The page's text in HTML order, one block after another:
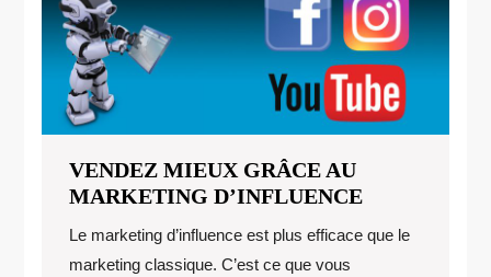
VENDEZ MIEUX GRÂCE AU
MARKETING D’INFLUENCEVENDEZ
GRÂCE
Le marketing d’influence est plus efficace que le
marketing classique. C’est ce que vous